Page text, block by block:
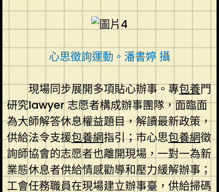
心思徵詢運動。潘書婷 攝
現場同步展開多項貼心辦事。專包養門
研究lawyer 志愿者構成辦事團隊，面臨面
為大師解答休息權益題目，解讀最新政策，
供給法令支援包養網指引；市心思包養網徵
詢師協會的志愿者也離開現場，一對一為新
業態休息者供給情感勸導和壓力緩解辦事；
工會任務職員在現場建立辦事臺，供給掃碼